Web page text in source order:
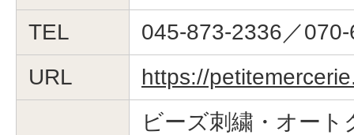
TEL
045-873-2336／
URL
https://
ビーズ刺繍・オー